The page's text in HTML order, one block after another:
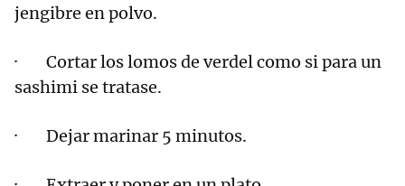
jengibre en polvo.
· Cortar los lomos de verdel como si para un
sashimi se tratase.
· Dejar marinar 5 minutos.